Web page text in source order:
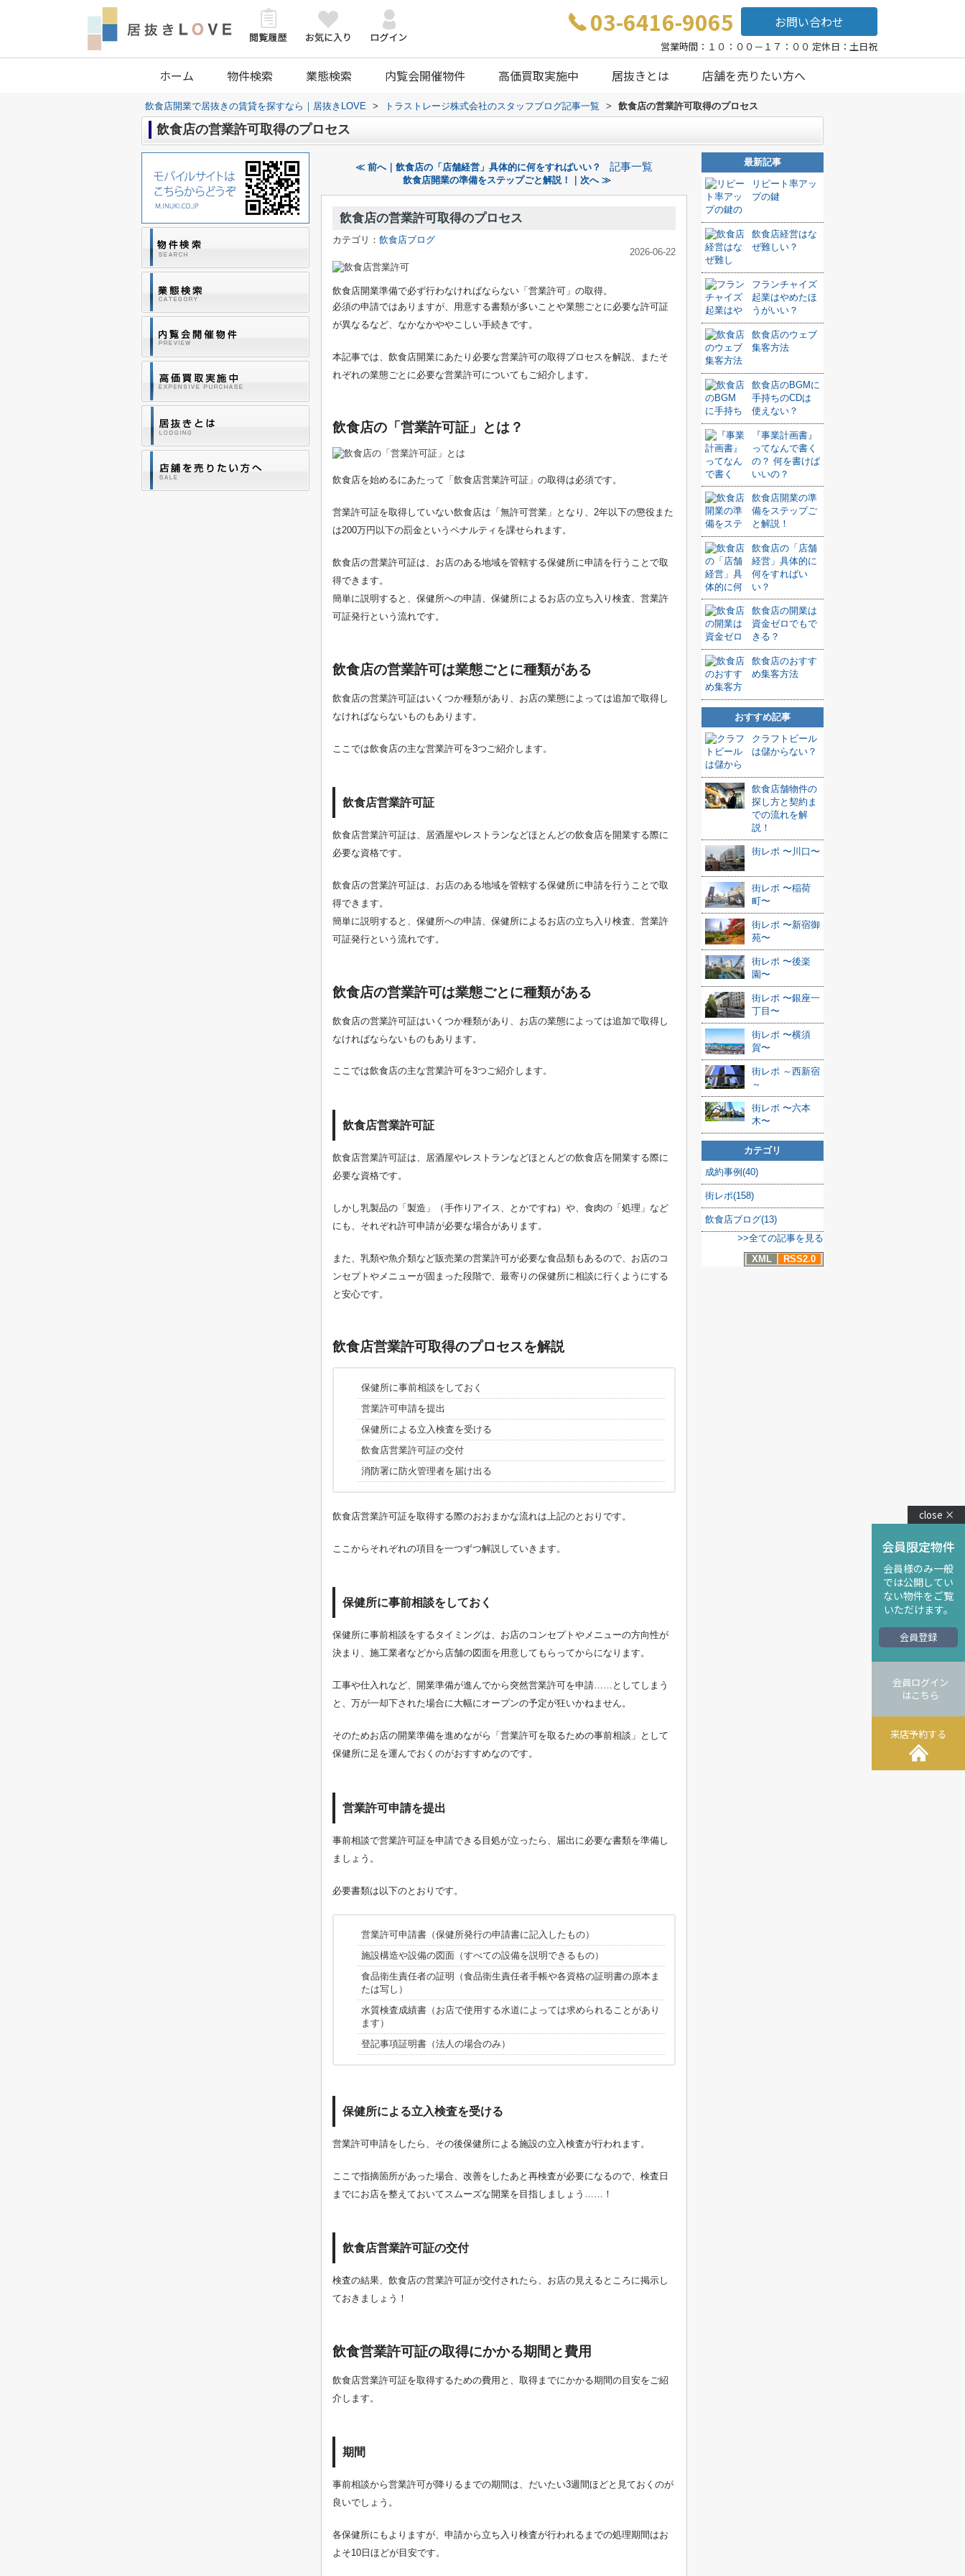
03-6416-9065 お問い合わせ
営業時間：１０：００－１７：００ 定休日：土日祝
ホーム 物件検索 業態検索 内覧会開催物件 高価買取実施中 居抜きとは 店舗を売りたい方へ
close ×
会員限定物件
会員様のみ一般
では公開してい
ない物件をご覧
いただけます。
会員登録
会員ログイン
はこちら
来店予約する
飲食店開業で居抜きの賃貸を探すなら｜居抜きLOVE > トラストレージ株式会社のスタッフブログ記事一覧 > 飲食店の営業許可取得のプロセス
飲食店の営業許可取得のプロセス
≪ 前へ｜飲食店の「店舗経営」具体的に何をすればいい？ 記事一覧
飲食店開業の準備をステップごと解説！｜次へ ≫
飲食店の営業許可取得のプロセス
カテゴリ： 飲食店ブログ
2026-06-22
飲食店開業準備で必ず行わなければならない「営業許可」の取得。
必須の申請ではありますが、用意する書類が多いことや業態ごとに必要な許可証
が異なるなど、なかなかややこしい手続きです。
本記事では、飲食店開業にあたり必要な営業許可の取得プロセスを解説、またそ
れぞれの業態ごとに必要な営業許可についてもご紹介します。
飲食店の「営業許可証」とは？
飲食店を始めるにあたって「飲食店営業許可証」の取得は必須です。
営業許可証を取得していない飲食店は「無許可営業」となり、2年以下の懲役また
は200万円以下の罰金というペナルティを課せられます。
飲食店の営業許可証は、お店のある地域を管轄する保健所に申請を行うことで取
得できます。
簡単に説明すると、保健所への申請、保健所によるお店の立ち入り検査、営業許
可証発行という流れです。
飲食店の営業許可は業態ごとに種類がある
飲食店の営業許可証はいくつか種類があり、お店の業態によっては追加で取得し
なければならないものもあります。
ここでは飲食店の主な営業許可を3つご紹介します。
飲食店営業許可証
飲食店営業許可証は、居酒屋やレストランなどほとんどの飲食店を開業する際に
必要な資格です。
飲食店の営業許可証は、お店のある地域を管轄する保健所に申請を行うことで取
得できます。
簡単に説明すると、保健所への申請、保健所によるお店の立ち入り検査、営業許
可証発行という流れです。
飲食店の営業許可は業態ごとに種類がある
飲食店の営業許可証はいくつか種類があり、お店の業態によっては追加で取得し
なければならないものもあります。
ここでは飲食店の主な営業許可を3つご紹介します。
飲食店営業許可証
飲食店営業許可証は、居酒屋やレストランなどほとんどの飲食店を開業する際に
必要な資格です。
しかし乳製品の「製造」（手作りアイス、とかですね）や、食肉の「処理」など
にも、それぞれ許可申請が必要な場合があります。
また、乳類や魚介類など販売業の営業許可が必要な食品類もあるので、お店のコ
ンセプトやメニューが固まった段階で、最寄りの保健所に相談に行くようにする
と安心です。
飲食店営業許可取得のプロセスを解説
保健所に事前相談をしておく
営業許可申請を提出
保健所による立入検査を受ける
飲食店営業許可証の交付
消防署に防火管理者を届け出る
飲食店営業許可証を取得する際のおおまかな流れは上記のとおりです。
ここからそれぞれの項目を一つずつ解説していきます。
保健所に事前相談をしておく
保健所に事前相談をするタイミングは、お店のコンセプトやメニューの方向性が
決まり、施工業者などから店舗の図面を用意してもらってからになります。
工事や仕入れなど、開業準備が進んでから突然営業許可を申請……としてしまう
と、万が一却下された場合に大幅にオープンの予定が狂いかねません。
そのためお店の開業準備を進めながら「営業許可を取るための事前相談」として
保健所に足を運んでおくのがおすすめなのです。
営業許可申請を提出
事前相談で営業許可証を申請できる目処が立ったら、届出に必要な書類を準備し
ましょう。
必要書類は以下のとおりです。
営業許可申請書（保健所発行の申請書に記入したもの）
施設構造や設備の図面（すべての設備を説明できるもの）
食品衛生責任者の証明（食品衛生責任者手帳や各資格の証明書の原本ま
たは写し）
水質検査成績書（お店で使用する水道によっては求められることがあり
ます）
登記事項証明書（法人の場合のみ）
保健所による立入検査を受ける
営業許可申請をしたら、その後保健所による施設の立入検査が行われます。
ここで指摘箇所があった場合、改善をしたあと再検査が必要になるので、検査日
までにお店を整えておいてスムーズな開業を目指しましょう……！
飲食店営業許可証の交付
検査の結果、飲食店の営業許可証が交付されたら、お店の見えるところに掲示し
ておきましょう！
飲食営業許可証の取得にかかる期間と費用
飲食店営業許可証を取得するための費用と、取得までにかかる期間の目安をご紹
介します。
期間
事前相談から営業許可が降りるまでの期間は、だいたい3週間ほどと見ておくのが
良いでしょう。
各保健所にもよりますが、申請から立ち入り検査が行われるまでの処理期間はお
よそ10日ほどが目安です。
最新記事
リピート率アッ
プの鍵
飲食店経営はな
ぜ難しい？
フランチャイズ
起業はやめたほ
うがいい？
飲食店のウェブ
集客方法
飲食店のBGMに
手持ちのCDは
使えない？
『事業計画書』
ってなんで書く
の？ 何を書けば
いいの？
飲食店開業の準
備をステップご
と解説！
飲食店の「店舗
経営」具体的に
何をすればい
い？
飲食店の開業は
資金ゼロでもで
きる？
飲食店のおすす
め集客方法
おすすめ記事
クラフトビール
は儲からない？
飲食店舗物件の
探し方と契約ま
での流れを解
説！
街レポ 〜川口〜
街レポ 〜稲荷
町〜
街レポ 〜新宿御
苑〜
街レポ 〜後楽
園〜
街レポ 〜銀座一
丁目〜
街レポ 〜横須
賀〜
街レポ ～西新宿
～
街レポ 〜六本
木〜
カテゴリ
成約事例(40)
街レポ(158)
飲食店ブログ(13)
>>全ての記事を見る
XML
RSS2.0